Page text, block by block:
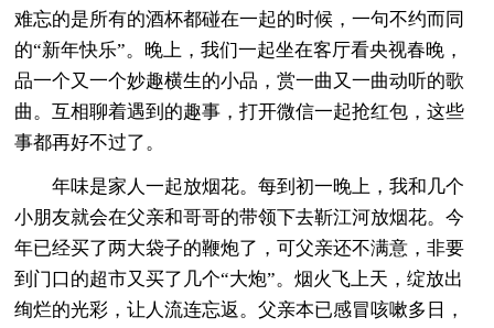
难忘的是所有的酒杯都碰在一起的时候，一句不约而同
的“新年快乐”。晚上，我们一起坐在客厅看央视春晚，
品一个又一个妙趣横生的小品，赏一曲又一曲动听的歌
曲。互相聊着遇到的趣事，打开微信一起抢红包，这些
事都再好不过了。
年味是家人一起放烟花。每到初一晚上，我和几个
小朋友就会在父亲和哥哥的带领下去靳江河放烟花。今
年已经买了两大袋子的鞭炮了，可父亲还不满意，非要
到门口的超市又买了几个“大炮”。烟火飞上天，绽放出
绚烂的光彩，让人流连忘返。父亲本已感冒咳嗽多日，